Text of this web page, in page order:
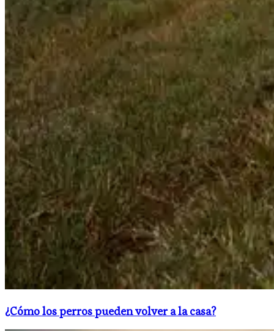
¿Cómo los perros pueden volver a la casa?